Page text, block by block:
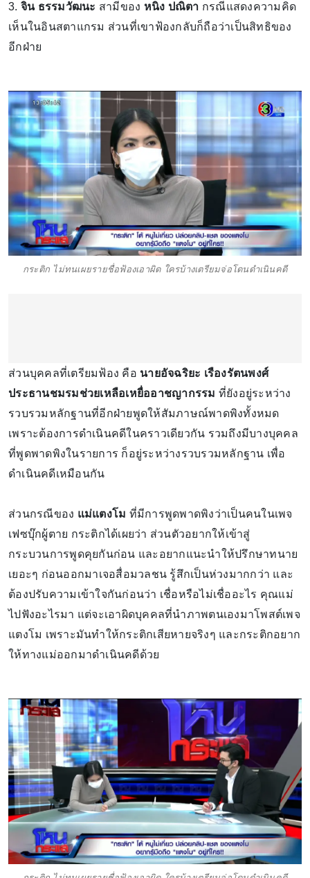
3. จิน ธรรมวัฒนะ สามีของ หนิง ปณิตา กรณีแสดงความคิด
เห็นในอินสตาแกรม ส่วนที่เขาฟ้องกลับก็ถือว่าเป็นสิทธิของ
อีกฝ่าย
กระติก ไม่ทนเผยรายชื่อฟ้องเอาผิด ใครบ้างเตรียมจ่อโดนดำเนินคดี
ส่วนบุคคลที่เตรียมฟ้อง คือ นายอัจฉริยะ เรืองรัตนพงศ์
ประธานชมรมช่วยเหลือเหยื่ออาชญากรรม ที่ยังอยู่ระหว่าง
รวบรวมหลักฐานที่อีกฝ่ายพูดให้สัมภาษณ์พาดพิงทั้งหมด
เพราะต้องการดำเนินคดีในคราวเดียวกัน รวมถึงมีบางบุคคล
ที่พูดพาดพิงในรายการ ก็อยู่ระหว่างรวบรวมหลักฐาน เพื่อ
ดำเนินคดีเหมือนกัน
ส่วนกรณีของ แม่แตงโม ที่มีการพูดพาดพิงว่าเป็นคนในเพจ
เฟซบุ๊กผู้ตาย กระติกได้เผยว่า ส่วนตัวอยากให้เข้าสู่
กระบวนการพูดคุยกันก่อน และอยากแนะนำให้ปรึกษาทนาย
เยอะๆ ก่อนออกมาเจอสื่อมวลชน รู้สึกเป็นห่วงมากกว่า และ
ต้องปรับความเข้าใจกันก่อนว่า เชื่อหรือไม่เชื่ออะไร คุณแม่
ไปฟังอะไรมา แต่จะเอาผิดบุคคลที่นำภาพตนเองมาโพสต์เพจ
แตงโม เพราะมันทำให้กระติกเสียหายจริงๆ และกระติกอยาก
ให้ทางแม่ออกมาดำเนินคดีด้วย